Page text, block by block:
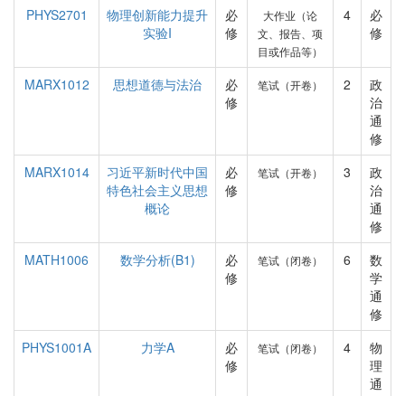
PHYS2701
物理创新能力提升
实验I
必
修
大作业（论
文、报告、项
目或作品等）
4
必
修
MARX1012 思想道德与法治
必
修
笔试（开卷） 2
政
治
通
修
MARX1014
习近平新时代中国
特色社会主义思想
概论
必
修
笔试（开卷） 3
政
治
通
修
MATH1006
数学分析(B1)
必
修
笔试（闭卷） 6
数
学
通
修
PHYS1001A
力学A
必
修
笔试（闭卷） 4
物
理
通